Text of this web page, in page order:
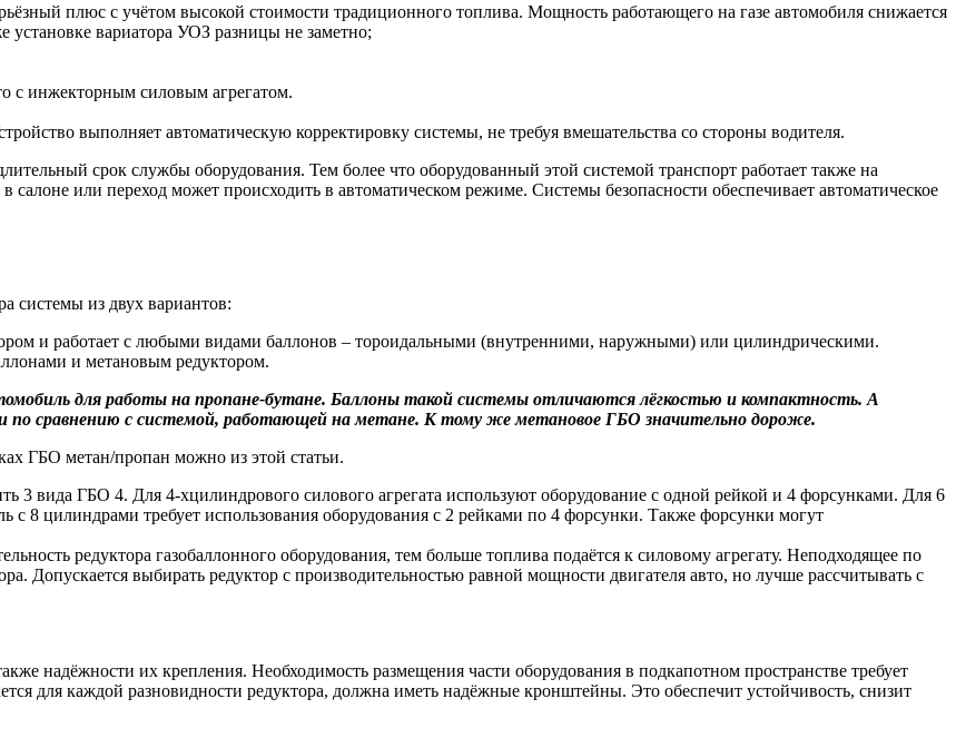
плюс с учётом высокой стоимости традиционного топлива. Мощность работающего на газе автомобиля снижается
установке вариатора УОЗ разницы не заметно;
с инжекторным силовым агрегатом.
выполняет автоматическую корректировку системы, не требуя вмешательства со стороны водителя.
срок службы оборудования. Тем более что оборудованный этой системой транспорт работает также на
или переход может происходить в автоматическом режиме. Системы безопасности обеспечивает автоматическое
системы из двух вариантов:
и работает с любыми видами баллонов – тороидальными (внутренними, наружными) или цилиндрическими.
и метановым редуктором.
для работы на пропане-бутане. Баллоны такой системы отличаются лёгкостью и компактность. А
по сравнению с системой, работающей на метане. К тому же метановое ГБО значительно дороже.
ГБО метан/пропан можно из этой статьи.
3 вида ГБО 4. Для 4-хцилиндрового силового агрегата используют оборудование с одной рейкой и 4 форсунками. Для 6
8 цилиндрами требует использования оборудования с 2 рейками по 4 форсунки. Также форсунки могут
редуктора газобаллонного оборудования, тем больше топлива подаётся к силовому агрегату. Неподходящее по
Допускается выбирать редуктор с производительностью равной мощности двигателя авто, но лучше рассчитывать с
надёжности их крепления. Необходимость размещения части оборудования в подкапотном пространстве требует
для каждой разновидности редуктора, должна иметь надёжные кронштейны. Это обеспечит устойчивость, снизит